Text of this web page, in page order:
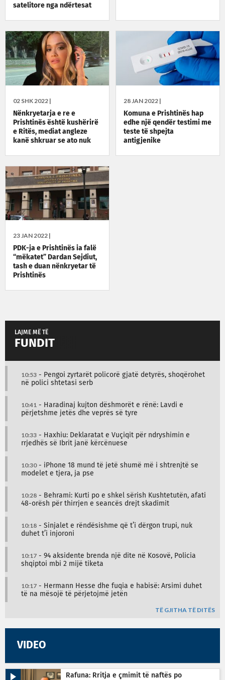
satelitore nga ndërtesat
02 SHK 2022 |
Nënkryetarja e re e
Prishtinës është kushërirë
e Ritës, mediat angleze
kanë shkruar se ato nuk
28 JAN 2022 |
Komuna e Prishtinës hap
edhe një qendër testimi me
teste të shpejta
antigjenike
23 JAN 2022 |
PDK-ja e Prishtinës ia falë
“mëkatet” Dardan Sejdiut,
tash e duan nënkryetar të
Prishtinës
LAJME MË TË
FUNDIT
10:53 - Pengoi zyrtarët policorë gjatë detyrës, shoqërohet
në polici shtetasi serb
10:41 - Haradinaj kujton dëshmorët e rënë: Lavdi e
përjetshme jetës dhe veprës së tyre
10:33 - Haxhiu: Deklaratat e Vuçiqit për ndryshimin e
rrjedhës së Ibrit janë kërcënuese
10:30- iPhone 18 mund të jetë shumë më i shtrenjtë se
modelet e tjera, ja pse
10:28 - Behrami: Kurti po e shkel sërish Kushtetutën, afati
48-orësh për thirrjen e seancës drejt skadimit
10:18 - Sinjalet e rëndësishme që t’i dërgon trupi, nuk
duhet t’i injoroni
10:17 - 94 aksidente brenda një dite në Kosovë, Policia
shqiptoi mbi 2 mijë tiketa
10:17 - Hermann Hesse dhe fuqia e habisë: Arsimi duhet
të na mësojë të përjetojmë jetën
TË GJITHA TË DITËS
VIDEO
Rafuna: Rritja e çmimit të naftës po